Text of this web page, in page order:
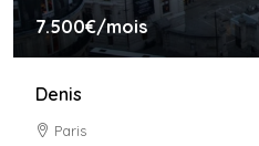
7.500€/mois
Denis
Paris